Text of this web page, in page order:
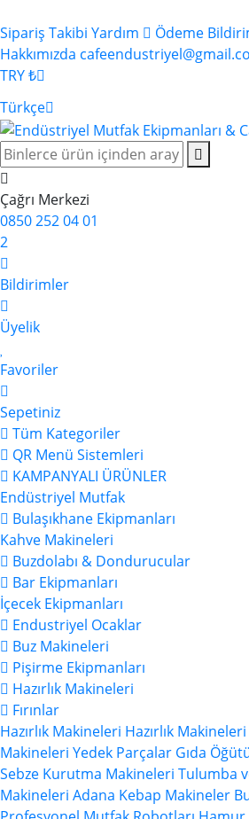
Sipariş Takibi Yardım Ödeme
Hakkımızda
TRY ₺
Türkçe
Çağrı Merkezi
0850 252 04 01
2
Bildirimler
Üyelik
Favoriler
Sepetiniz
Tüm Kategoriler
QR Menü Sistemleri
KAMPANYALI ÜRÜNLER
Endüstriyel Mutfak
Bulaşıkhane Ekipmanları
Kahve Makineleri
Buzdolabı & Dondurucular
Bar Ekipmanları
İçecek Ekipmanları
Endustriyel Ocaklar
Buz Makineleri
Pişirme Ekipmanları
Hazırlık Makineleri
Fırınlar
Hazırlık Makineleri Hazırlık Makineleri
Makineleri Yedek Parçalar Gıda
Sebze Kurutma Makineleri Tulumba
Makineleri Adana Kebap Makineler